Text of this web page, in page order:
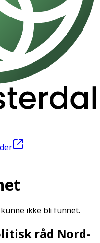
ikke bli funnet.
råd Nord-